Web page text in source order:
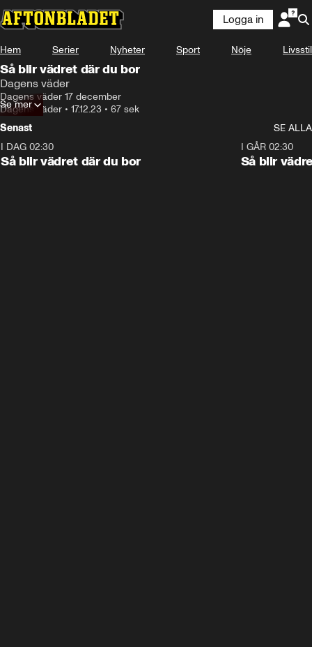
Logga in
Hem Serier Nyheter Sport Nöje Livsstil
Så blir vädret där du bor
Dagens väder
Dagens väder 17 december
Dagens väder • 17.12.23 • 67 sek
Se mer
Senast
SE ALLA
I DAG 02:30
Så blir vädret där du bor
I GÅR 02:30
Så blir